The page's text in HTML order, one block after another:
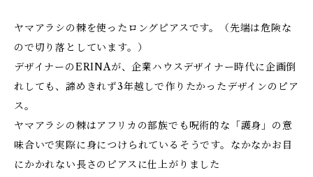
ヤマアラシの棘を使ったロングピアスです。（先端は危険な
ので切り落としています。）
デザイナーのERINAが、企業ハウスデザイナー時代に企画倒
れしても、諦めきれず3年越しで作りたかったデザインのピア
ス。
ヤマアラシの棘はアフリカの部族でも呪術的な「護身」の意
味合いで実際に身につけられているそうです。なかなかお目
にかかれない長さのピアスに仕上がりました